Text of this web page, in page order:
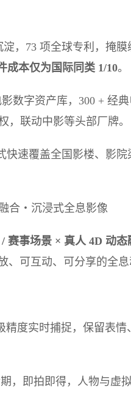
，73 项全球专利，掩
成本仅为国际同类 1/10。
数字资产库，300 + 经
，联动中影等头部厂牌。
快速覆盖全国影楼、影
合・沉浸式全息影像
/ 赛事场景 × 真人 4D 动态
、可互动、可分享的全
精度实时捕捉，保留表
，即拍即得，人物与虚